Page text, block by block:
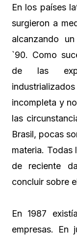
En los países
surgieron a
alcanzando
`90. Como
de las
incompleta y
las
Brasil, pocas
materia. Todas
de reciente
concluir sobre
En 1987
empresas. En